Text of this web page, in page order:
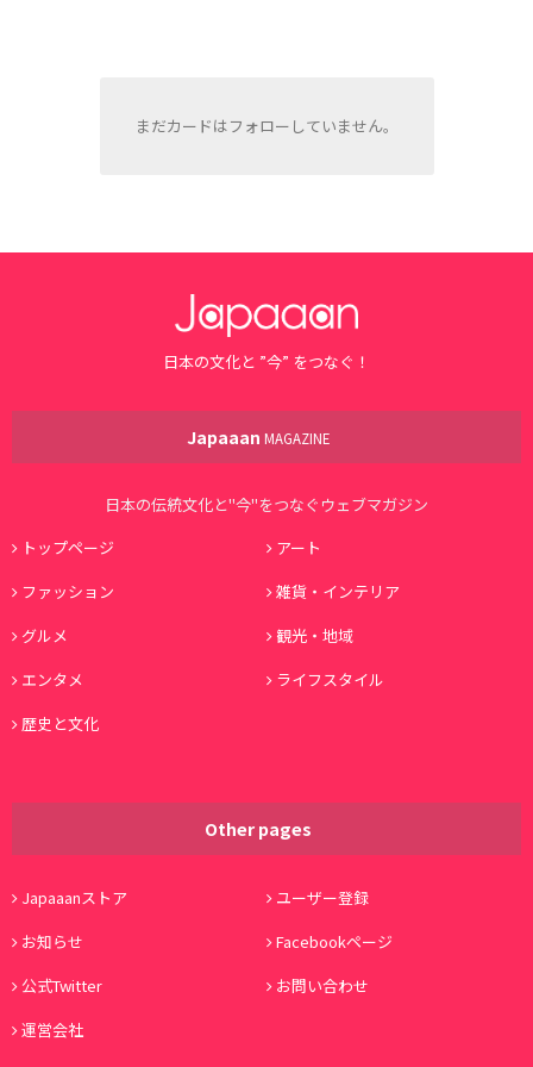
まだカードはフォローしていません。
日本の文化と ”今” をつなぐ！
Japaaan MAGAZINE
日本の伝統文化と"今"をつなぐウェブマガジン
トップページ
アート
ファッション
雑貨・インテリア
グルメ
観光・地域
エンタメ
ライフスタイル
歴史と文化
Other pages
Japaaanストア
ユーザー登録
お知らせ
Facebookページ
公式Twitter
お問い合わせ
運営会社